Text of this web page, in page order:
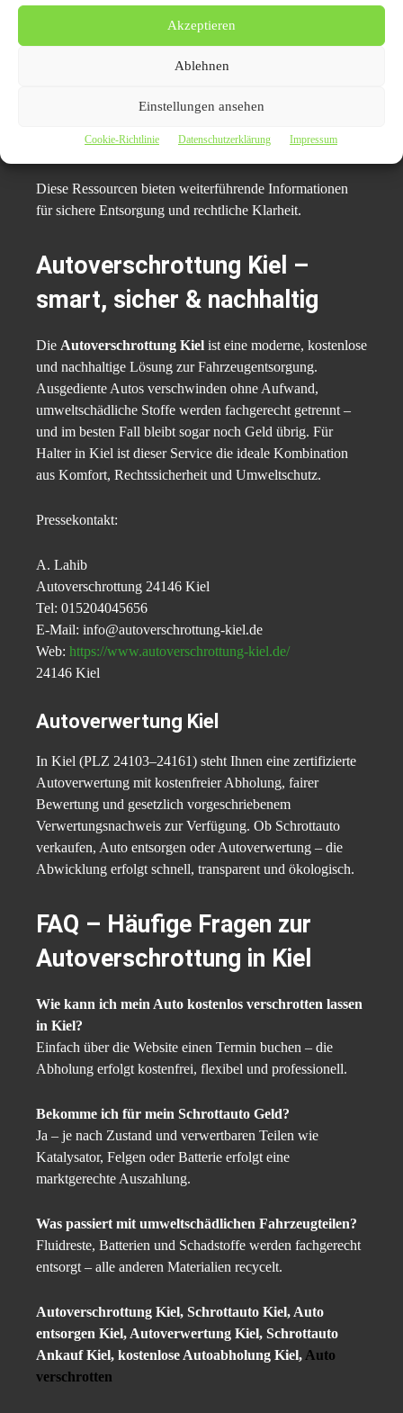
Akzeptieren
Ablehnen
Einstellungen ansehen
Cookie-Richtlinie Datenschutzerklärung Impressum
Dieser Service kombiniert Komfort mit Verantwortung –
ohne versteckte Fallen oder Aufwand.
Jetzt Termin zur Autoverschrottung Kiel buchen
Infos zur Kfz-Abmeldung in Kiel
Diese Ressourcen bieten weiterführende Informationen
für sichere Entsorgung und rechtliche Klarheit.
Autoverschrottung Kiel –
smart, sicher & nachhaltig
Die Autoverschrottung Kiel ist eine moderne, kostenlose
und nachhaltige Lösung zur Fahrzeugentsorgung.
Ausgediente Autos verschwinden ohne Aufwand,
umweltschädliche Stoffe werden fachgerecht getrennt –
und im besten Fall bleibt sogar noch Geld übrig. Für
Halter in Kiel ist dieser Service die ideale Kombination
aus Komfort, Rechtssicherheit und Umweltschutz.
Pressekontakt:
A. Lahib
Autoverschrottung 24146 Kiel
Tel: 015204045656
E-Mail: info@autoverschrottung-kiel.de
Web: https://www.autoverschrottung-kiel.de/
24146 Kiel
Autoverwertung Kiel
In Kiel (PLZ 24103–24161) steht Ihnen eine zertifizierte
Autoverwertung mit kostenfreier Abholung, fairer
Bewertung und gesetzlich vorgeschriebenem
Verwertungsnachweis zur Verfügung. Ob Schrottauto
verkaufen, Auto entsorgen oder Autoverwertung – die
Abwicklung erfolgt schnell, transparent und ökologisch.
FAQ – Häufige Fragen zur
Autoverschrottung in Kiel
Wie kann ich mein Auto kostenlos verschrotten lassen
in Kiel?
Einfach über die Website einen Termin buchen – die
Abholung erfolgt kostenfrei, flexibel und professionell.
Bekomme ich für mein Schrottauto Geld?
Ja – je nach Zustand und verwertbaren Teilen wie
Katalysator, Felgen oder Batterie erfolgt eine
marktgerechte Auszahlung.
Was passiert mit umweltschädlichen Fahrzeugteilen?
Fluidreste, Batterien und Schadstoffe werden fachgerecht
entsorgt – alle anderen Materialien recycelt.
Autoverschrottung Kiel, Schrottauto Kiel, Auto
entsorgen Kiel, Autoverwertung Kiel, Schrottauto
Ankauf Kiel, kostenlose Autoabholung Kiel, Auto
verschrotten